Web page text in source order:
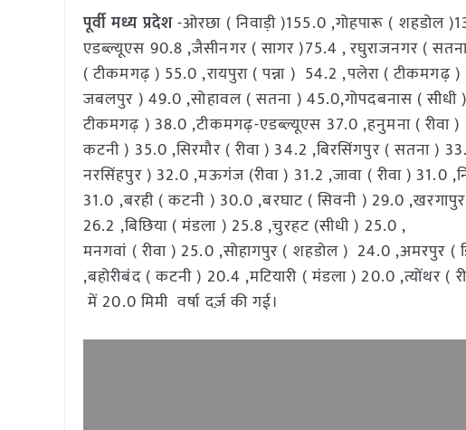
पूर्वी मध्य प्रदेश-ओरछा ( निवाड़ी )155.0 ,गोहपारू ( शहडोल
एडब्ल्यूएस 90.8 ,जैसीनगर ( सागर )75.4 , रघुराजनगर (
( टीकमगढ़ ) 55.0 ,रायपुरा ( पन्ना ) 54.2 ,पलेरा ( टीकमगढ़
जबलपुर ) 49.0 ,सोहावल ( सतना ) 45.0,गोपदबनास (
टीकमगढ़ ) 38.0 ,टीकमगढ़-एडब्ल्यूएस 37.0 ,हनुमना ( रीवा
कटनी ) 35.0 ,सिरमौर ( रीवा ) 34.2 ,बिरसिंगपुर ( सतना )
नरसिंहपुर ) 32.0 ,मऊगंज (रीवा ) 31.2 ,जावा ( रीवा ) 31.0
31.0 ,बरही ( कटनी ) 30.0 ,बरघाट ( सिवनी ) 29.0
26.2 ,बिछिया ( मंडला ) 25.8 ,चुरहट (सीधी ) 25.0 ,
मनगवां ( रीवा ) 25.0 ,सोहागपुर ( शहडोल ) 24.0 ,अमरपुर (
,बहोरीबंद ( कटनी ) 20.4 ,मटियारी ( मंडला ) 20.0 ,त्योंथर
में 20.0 मिमी वर्षा दर्ज़ की गई।